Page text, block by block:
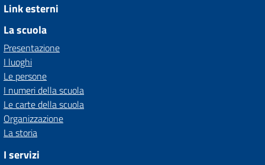
Link esterni
La scuola
Presentazione
I luoghi
Le persone
I numeri della scuola
Le carte della scuola
Organizzazione
La storia
I servizi